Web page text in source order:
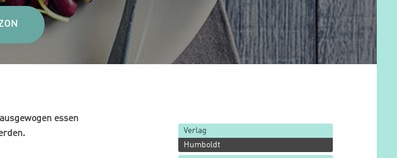
Verlag
Humboldt
essen